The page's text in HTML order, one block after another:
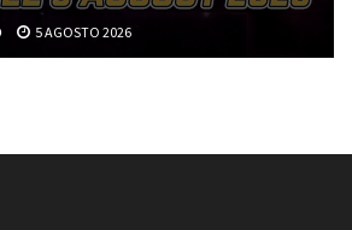
5 AGOSTO 2026